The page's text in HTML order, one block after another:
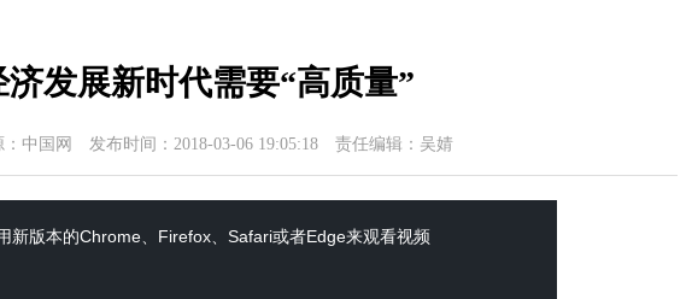
济发展新时代需要“高质量”
中国网 发布时间：2018-03-06 19:05:18 责任编辑：吴婧
新版本的Chrome、Firefox、Safari或者Edge来观看视频